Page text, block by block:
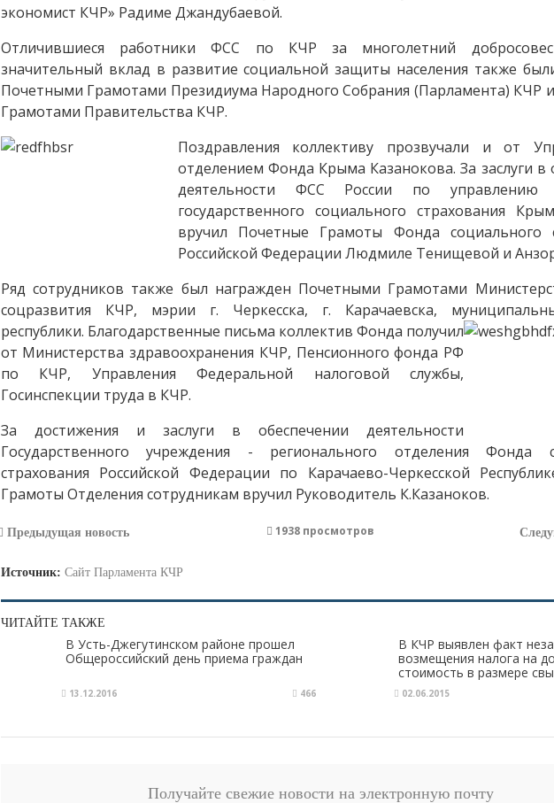
экономист КЧР» Радиме Джандубаевой.
Отличившиеся работники ФСС по КЧР за многолетний
значительный вклад в развитие социальной защиты населения также
Почетными Грамотами Президиума Народного Собрания (Парламента) КЧР
Грамотами Правительства КЧР.
Поздравления коллективу прозвучали и от
отделением Фонда Крыма Казанокова. За заслуги в
деятельности ФСС России по управлению
государственного социального страхования
вручил Почетные Грамоты Фонда социального
Российской Федерации Людмиле Тенищевой и
Ряд сотрудников также был награжден Почетными Грамотами
соцразвития КЧР, мэрии г. Черкесска, г. Карачаевска,
республики. Благодарственные письма коллектив Фонда получил
от Министерства здравоохранения КЧР, Пенсионного фонда РФ
по КЧР, Управления Федеральной налоговой службы,
Госинспекции труда в КЧР.
За достижения и заслуги в обеспечении деятельности
Государственного учреждения - регионального отделения Фонда
страхования Российской Федерации по Карачаево-Черкесской
Грамоты Отделения сотрудникам вручил Руководитель К.Казаноков.
Предыдущая новость 1938 просмотров
Источник: Сайт Парламента КЧР
ЧИТАЙТЕ ТАКЖЕ
В Усть-Джегутинском районе прошел
Общероссийский день приема граждан
13.12.2016 466
В КЧР выявлен факт
возмещения налога на
стоимость в размере
рублей
02.06.2015
Получайте свежие новости на электронную почту